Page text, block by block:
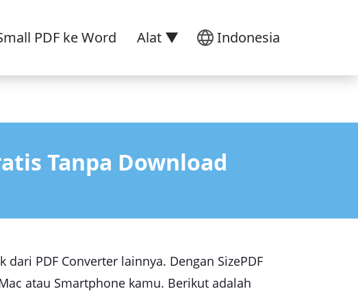
Indonesia
PDF ke Word Alat ▼
Tanpa Download
PDF Converter lainnya. Dengan SizePDF
atau Smartphone kamu. Berikut adalah